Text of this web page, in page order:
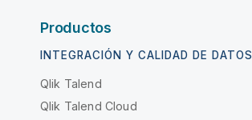
Productos
INTEGRACIÓN Y CALIDAD DE DATOS
Qlik Talend
Qlik Talend Cloud